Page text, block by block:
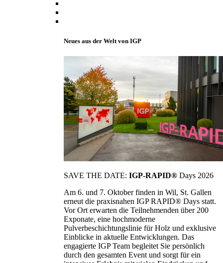
Neues aus der Welt von IGP
SAVE THE DATE: IGP-RAPID® Days 2026
Am 6. und 7. Oktober finden in Wil, St. Gallen
erneut die praxisnahen IGP RAPID® Days statt.
Vor Ort erwarten die Teilnehmenden über 200
Exponate, eine hochmoderne
Pulverbeschichtungslinie für Holz und exklusive
Einblicke in aktuelle Entwicklungen. Das
engagierte IGP Team begleitet Sie persönlich
durch den gesamten Event und sorgt für ein